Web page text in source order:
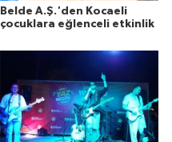
Belde A.Ş.'den Kocaeli
çocuklara eğlenceli etkinlik